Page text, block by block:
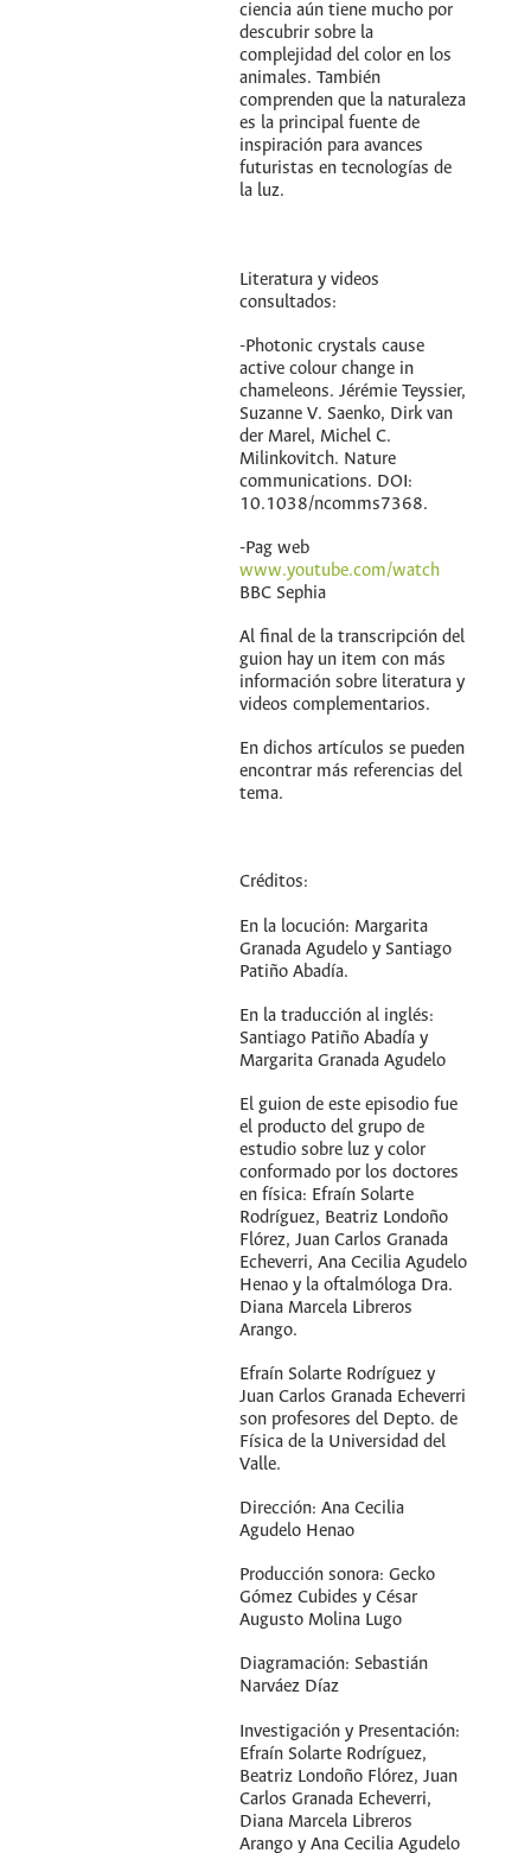
ciencia aún tiene mucho por
descubrir sobre la
complejidad del color en los
animales. También
comprenden que la naturaleza
es la principal fuente de
inspiración para avances
futuristas en tecnologías de
la luz.
Literatura y videos
consultados:
-Photonic crystals cause
active colour change in
chameleons. Jérémie Teyssier,
Suzanne V. Saenko, Dirk van
der Marel, Michel C.
Milinkovitch. Nature
communications. DOI:
10.1038/ncomms7368.
-Pag web
www.youtube.com/watch
BBC Sephia
Al final de la transcripción del
guion hay un item con más
información sobre literatura y
videos complementarios.
En dichos artículos se pueden
encontrar más referencias del
tema.
Créditos:
En la locución: Margarita
Granada Agudelo y Santiago
Patiño Abadía.
En la traducción al inglés:
Santiago Patiño Abadía y
Margarita Granada Agudelo
El guion de este episodio fue
el producto del grupo de
estudio sobre luz y color
conformado por los doctores
en física: Efraín Solarte
Rodríguez, Beatriz Londoño
Flórez, Juan Carlos Granada
Echeverri, Ana Cecilia Agudelo
Henao y la oftalmóloga Dra.
Diana Marcela Libreros
Arango.
Efraín Solarte Rodríguez y
Juan Carlos Granada Echeverri
son profesores del Depto. de
Física de la Universidad del
Valle.
Dirección: Ana Cecilia
Agudelo Henao
Producción sonora: Gecko
Gómez Cubides y César
Augusto Molina Lugo
Diagramación: Sebastián
Narváez Díaz
Investigación y Presentación:
Efraín Solarte Rodríguez,
Beatriz Londoño Flórez, Juan
Carlos Granada Echeverri,
Diana Marcela Libreros
Arango y Ana Cecilia Agudelo